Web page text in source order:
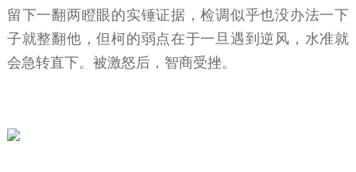
留下一翻两瞪眼的实锤证据，检调似乎也没办法一下
子就整翻他，但柯的弱点在于一旦遇到逆风，水准就
会急转直下。被激怒后，智商受挫。